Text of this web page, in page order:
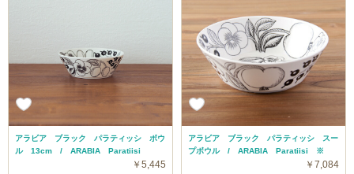
アラビア ブラック パラティッシ ボウ
ル 13cm / ARABIA Paratiisi
￥5,445
アラビア ブラック パラティッシ スー
プボウル / ARABIA Paratiisi ※
￥7,084